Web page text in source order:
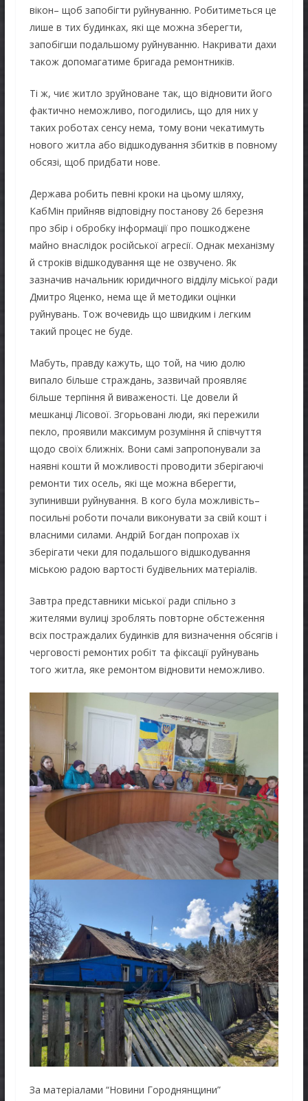
вікон– щоб запобігти руйнуванню. Робитиметься це
лише в тих будинках, які ще можна зберегти,
запобігши подальшому руйнуванню. Накривати дахи
також допомагатиме бригада ремонтників.
Ті ж, чиє житло зруйноване так, що відновити його
фактично неможливо, погодились, що для них у
таких роботах сенсу нема, тому вони чекатимуть
нового житла або відшкодування збитків в повному
обсязі, щоб придбати нове.
Держава робить певні кроки на цьому шляху,
КабМін прийняв відповідну постанову 26 березня
про збір і обробку інформації про пошкоджене
майно внаслідок російської агресії. Однак механізму
й строків відшкодування ще не озвучено. Як
зазначив начальник юридичного відділу міської ради
Дмитро Яценко, нема ще й методики оцінки
руйнувань. Тож вочевидь що швидким і легким
такий процес не буде.
Мабуть, правду кажуть, що той, на чию долю
випало більше страждань, зазвичай проявляє
більше терпіння й виваженості. Це довели й
мешканці Лісової. Згорьовані люди, які пережили
пекло, проявили максимум розуміння й співчуття
щодо своїх ближніх. Вони самі запропонували за
наявні кошти й можливості проводити зберігаючі
ремонти тих осель, які ще можна вберегти,
зупинивши руйнування. В кого була можливість–
посильні роботи почали виконувати за свій кошт і
власними силами. Андрій Богдан попрохав їх
зберігати чеки для подальшого відшкодування
міською радою вартості будівельних матеріалів.
Завтра представники міської ради спільно з
жителями вулиці зроблять повторне обстеження
всіх постраждалих будинків для визначення обсягів і
черговості ремонтих робіт та фіксації руйнувань
того житла, яке ремонтом відновити неможливо.
За матеріалами “Новини Городнянщини”